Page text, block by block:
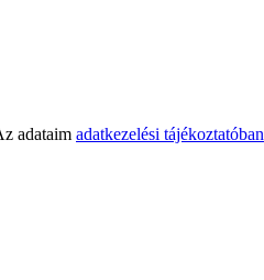
adataim adatkezelési tájékoztatóban